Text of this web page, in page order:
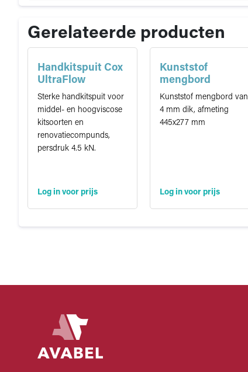
Gerelateerde producten
Handkitspuit Cox
UltraFlow
Sterke handkitspuit voor
middel- en hoogviscose
kitsoorten en
renovatiecompunds,
persdruk 4.5 kN.
Log in voor prijs
Kunststof
mengbord
Kunststof mengbord van
4 mm dik, afmeting
445x277 mm
Log in voor prijs